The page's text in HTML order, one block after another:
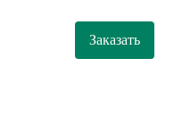
Заказать